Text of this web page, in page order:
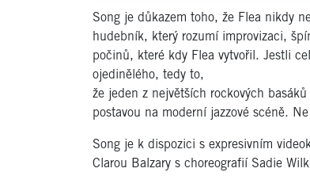
Song je důkazem toho, že Flea nikdy
hudebník, který rozumí improvizaci,
počinů, které kdy Flea vytvořil. Jestli
ojedinělého, tedy to,
že jeden z největších rockových
postavou na moderní jazzové scéně.
Song je k dispozici s expresivním
Clarou Balzary s choreografií Sadie